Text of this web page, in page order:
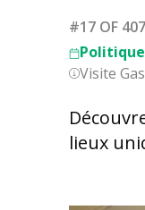
#17 OF
Visite
lieux